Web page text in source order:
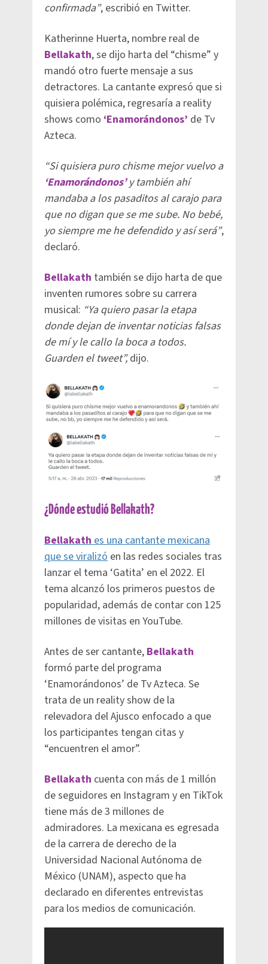
confirmada”, escribió en Twitter.
Katherinne Huerta, nombre real de
Bellakath, se dijo harta del “chisme” y
mandó otro fuerte mensaje a sus
detractores. La cantante expresó que si
quisiera polémica, regresaría a reality
shows como ‘Enamorándonos’ de Tv
Azteca.
“Si quisiera puro chisme mejor vuelvo a
‘Enamorándonos’y también ahí
mandaba a los pasaditos al carajo para
que no digan que se me sube. No bebé,
yo siempre me he defendido y así será”,
declaró.
Bellakath también se dijo harta de que
inventen rumores sobre su carrera
musical: “Ya quiero pasarla etapa
donde dejan de inventar noticias falsas
de míy le callo la boca a todos.
Guarden el tweet”,dijo.
¿Dónde estudió Bellakath?
Bellakathes una cantante mexicana
que se viralizó en las redes sociales tras
lanzar el tema ‘Gatita’ en el 2022. El
tema alcanzó los primeros puestos de
popularidad, además de contar con 125
millones de visitas en YouTube.
Antes de ser cantante, Bellakath
formó parte del programa
‘Enamorándonos’ de Tv Azteca. Se
trata de un reality show de la
relevadora del Ajusco enfocado a que
los participantes tengan citas y
“encuentren el amor”.
Bellakath cuenta con más de 1 millón
de seguidores en Instagram y en TikTok
tiene más de 3 millones de
admiradores. La mexicana es egresada
de la carrera de derecho de la
Universidad Nacional Autónoma de
México (UNAM), aspecto que ha
declarado en diferentes entrevistas
para los medios de comunicación.